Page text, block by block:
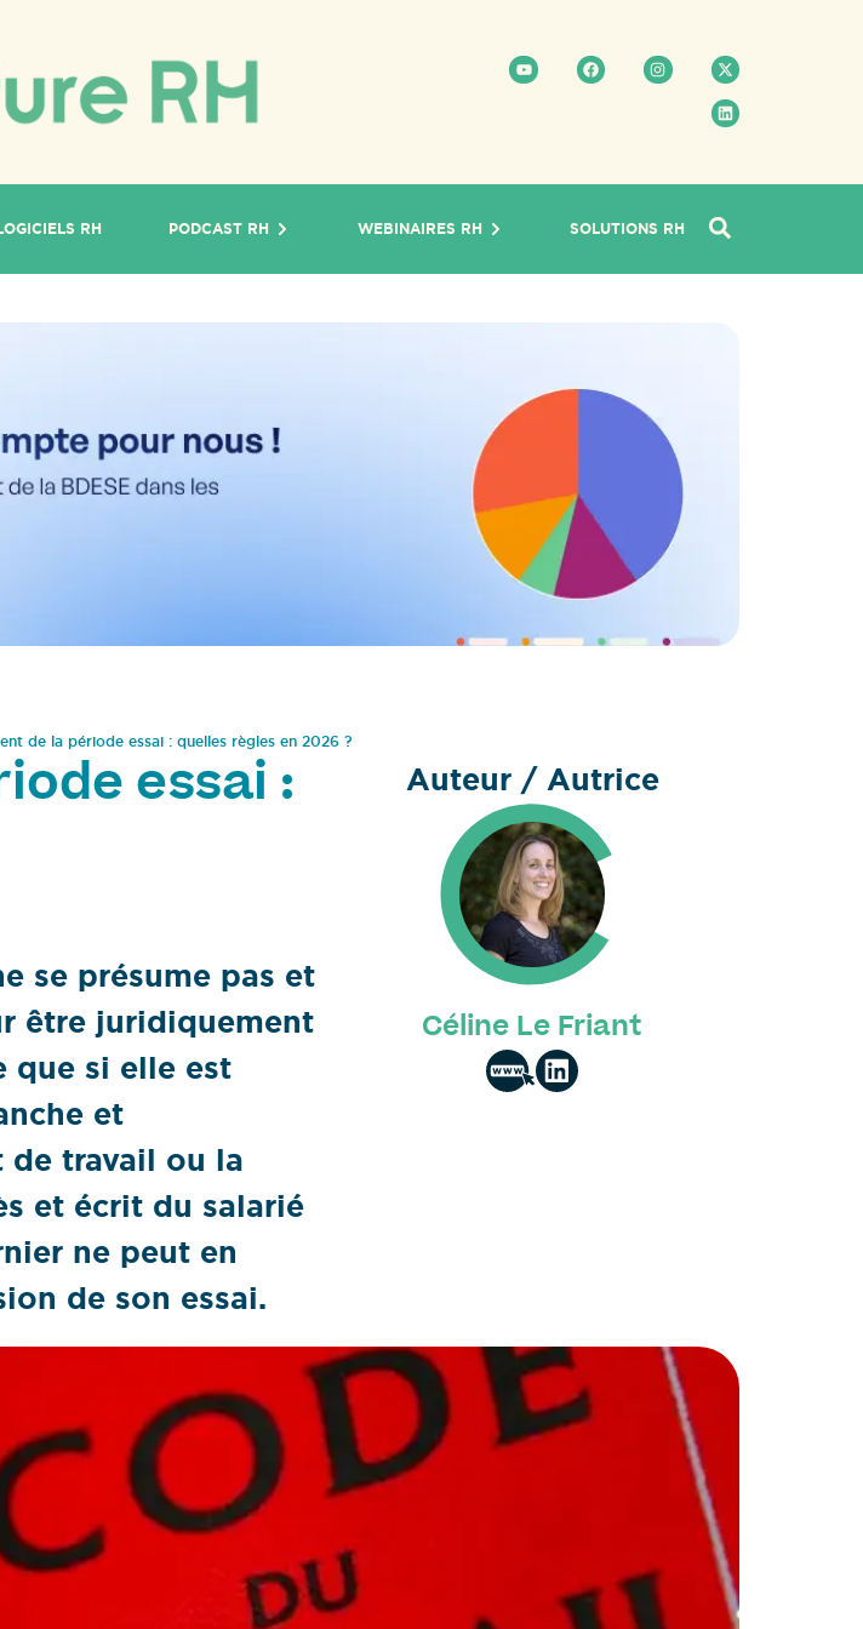
RH PODCAST RH WEBINAIRES RH SOLUTIONS RH
de la période essai : quelles règles en 2026 ?
essai :
se présume pas et
être juridiquement
que si elle est
et
travail ou la
et écrit du salarié
ne peut en
de son essai.
Auteur / Autrice
Céline Le Friant